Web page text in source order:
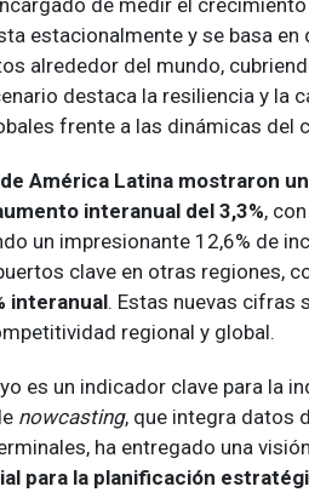
estacionalmente y se basa en
alrededor del mundo,
destaca la resiliencia y la
frente a las dinámicas del
América Latina mostraron
interanual del 3,3%,
un impresionante 12,6% de
clave en otras regiones,
interanual. Estas nuevas cifras
regional y global.
es un indicador clave para la
nowcasting, que integra datos
ha entregado una
para la planificación